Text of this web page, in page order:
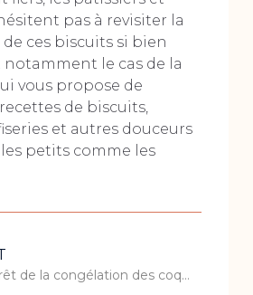
pas à revisiter la
ces biscuits si bien
notamment le cas de la
vous propose de
de biscuits,
et autres douceurs
petits comme les
Quel est l’intérêt de la congélation des coquillages crus ?